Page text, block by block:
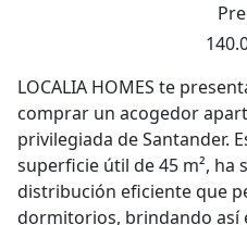
LOCALIA HOMES te
comprar un acogedor
privilegiada de Santander.
superficie útil de 45 m², ha
distribución eficiente que
dormitorios, brindando así